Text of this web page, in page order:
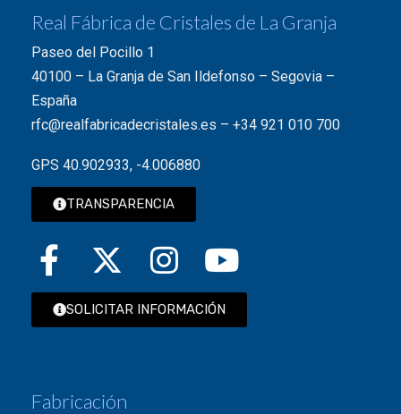
Real Fábrica de Cristales de La Granja
Paseo del Pocillo 1
40100 – La Granja de San Ildefonso – Segovia –
España
rfc@realfabricadecristales.es – +34 921 010 700
GPS 40.902933, -4.006880
TRANSPARENCIA
SOLICITAR INFORMACIÓN
Fabricación